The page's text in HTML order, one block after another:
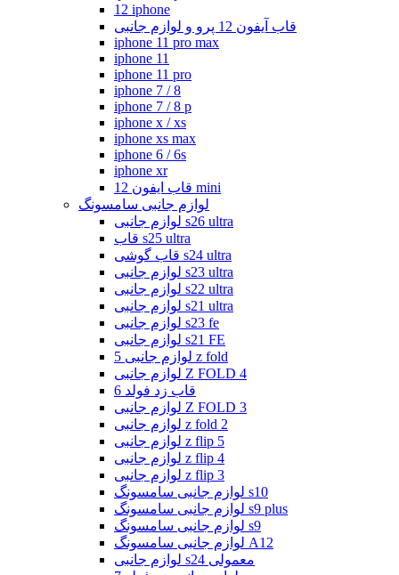
12 iphone
قاب آیفون 12 پرو و لوازم جانبی
iphone 11 pro max
iphone 11
iphone 11 pro
iphone 7 / 8
iphone 7 / 8 p
iphone x / xs
iphone xs max
iphone 6 / 6s
iphone xr
قاب ایفون 12 mini
لوازم جانبی سامسونگ
لوازم جانبی s26 ultra
قاب s25 ultra
قاب گوشی s24 ultra
لوازم جانبی s23 ultra
لوازم جانبی s22 ultra
لوازم جانبی s21 ultra
لوازم جانبی s23 fe
لوازم جانبی s21 FE
لوازم جانبی 5 z fold
لوازم جانبی Z FOLD 4
قاب زد فولد 6
لوازم جانبی Z FOLD 3
لوازم جانبی z fold 2
لوازم جانبی z flip 5
لوازم جانبی z flip 4
لوازم جانبی z flip 3
لوازم جانبی سامسونگ s10
لوازم جانبی سامسونگ s9 plus
لوازم جانبی سامسونگ s9
لوازم جانبی سامسونگ A12
لوازم جانبی s24 معمولی